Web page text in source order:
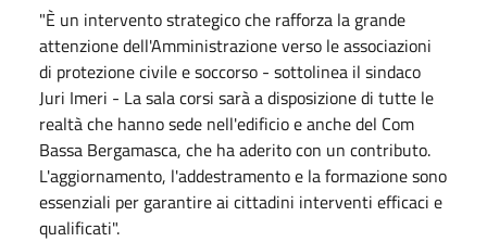
"È un intervento strategico che rafforza la grande
attenzione dell'Amministrazione verso le associazioni
di protezione civile e soccorso - sottolinea il sindaco
Juri Imeri - La sala corsi sarà a disposizione di tutte le
realtà che hanno sede nell'edificio e anche del Com
Bassa Bergamasca, che ha aderito con un contributo.
L'aggiornamento, l'addestramento e la formazione sono
essenziali per garantire ai cittadini interventi efficaci e
qualificati".